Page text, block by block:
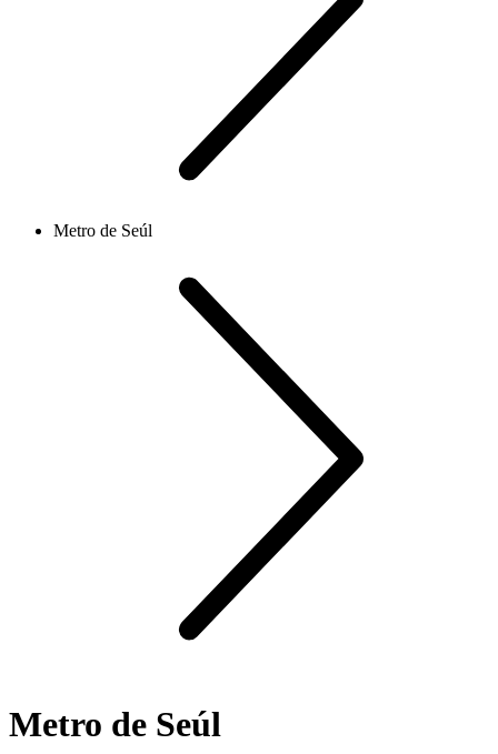
Metro de Seúl
Metro de Seúl